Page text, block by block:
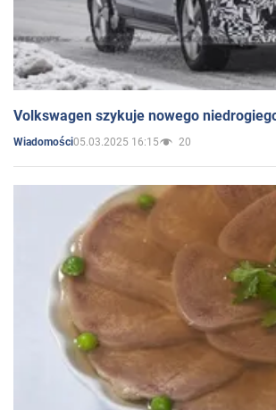
Volkswagen szykuje nowego
Wiadomości05.03.2025 16:15 20